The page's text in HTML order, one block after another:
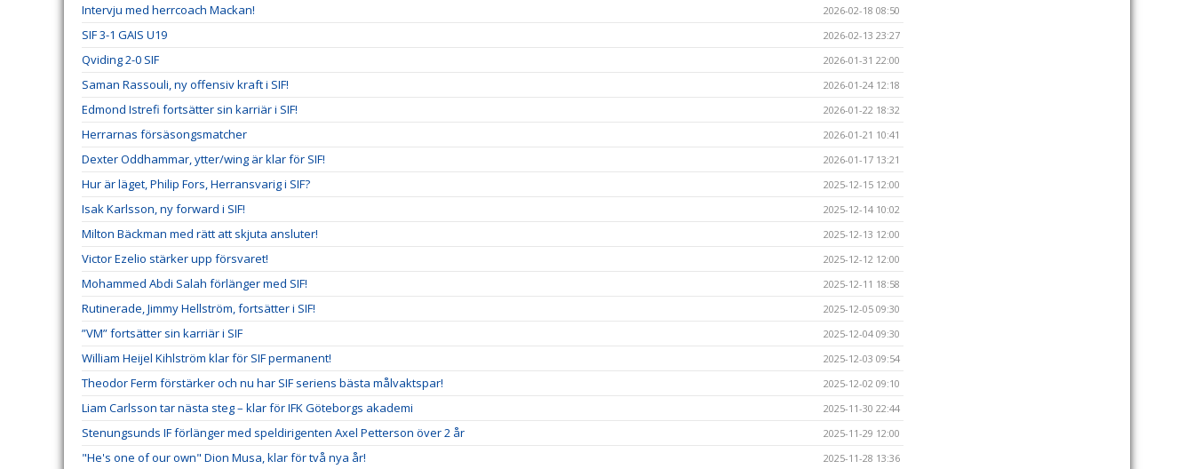
Intervju med herrcoach Mackan! 2026-02-18 08:50
SIF 3-1 GAIS U19 2026-02-13 23:27
Qviding 2-0 SIF 2026-01-31 22:00
Saman Rassouli, ny offensiv kraft i SIF! 2026-01-24 12:18
Edmond Istrefi fortsätter sin karriär i SIF! 2026-01-22 18:32
Herrarnas försäsongsmatcher 2026-01-21 10:41
Dexter Oddhammar, ytter/wing är klar för SIF! 2026-01-17 13:21
Hur är läget, Philip Fors, Herransvarig i SIF? 2025-12-15 12:00
Isak Karlsson, ny forward i SIF! 2025-12-14 10:02
Milton Bäckman med rätt att skjuta ansluter! 2025-12-13 12:00
Victor Ezelio stärker upp försvaret! 2025-12-12 12:00
Mohammed Abdi Salah förlänger med SIF! 2025-12-11 18:58
Rutinerade, Jimmy Hellström, fortsätter i SIF! 2025-12-05 09:30
”VM” fortsätter sin karriär i SIF 2025-12-04 09:30
William Heijel Kihlström klar för SIF permanent! 2025-12-03 09:54
Theodor Ferm förstärker och nu har SIF seriens bästa målvaktspar! 2025-12-02 09:10
Liam Carlsson tar nästa steg – klar för IFK Göteborgs akademi 2025-11-30 22:44
Stenungsunds IF förlänger med speldirigenten Axel Petterson över 2 år 2025-11-29 12:00
"He's one of our own" Dion Musa, klar för två nya år! 2025-11-28 13:36